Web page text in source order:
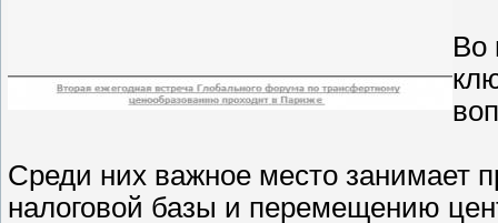
Во
Среди них важное место занимает
налоговой базы и перемещению